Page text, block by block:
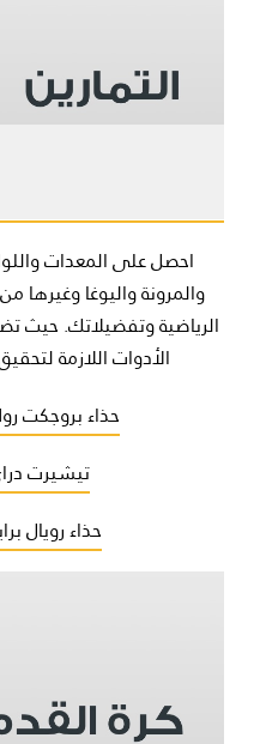
احصل على المعدات
والمرونة واليوغا
الرياضية وتفضيلاتك. حيث
الأدوات اللازمة
حذاء بروجكت روك 5 ترينينج
تيشيرت
حذاء رويال